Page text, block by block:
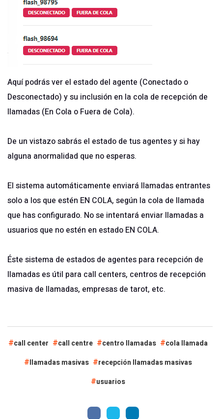
Aquí podrás ver el estado del agente (Conectado o
Desconectado) y su inclusión en la cola de recepción de
llamadas (En Cola o Fuera de Cola).
De un vistazo sabrás el estado de tus agentes y si hay
alguna anormalidad que no esperas.
El sistema automáticamente enviará llamadas entrantes
solo a los que estén EN COLA, según la cola de llamada
que has configurado. No se intentará enviar llamadas a
usuarios que no estén en estado EN COLA.
Éste sistema de estados de agentes para recepción de
llamadas es útil para call centers, centros de recepción
masiva de llamadas, empresas de tarot, etc.
call center call centre centro llamadas
cola llamada
llamadas masivas
recepción llamadas masivas
usuarios